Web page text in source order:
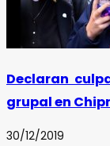
Declaran
grupal en
30/12/2019